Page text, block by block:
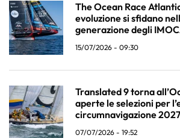
The Ocean Race
evoluzione si sfidano
generazione degli
15/07/2026 - 09:30
Translated 9 torna
aperte le selezioni per
circumnavigazione 2027
07/07/2026 - 19:52